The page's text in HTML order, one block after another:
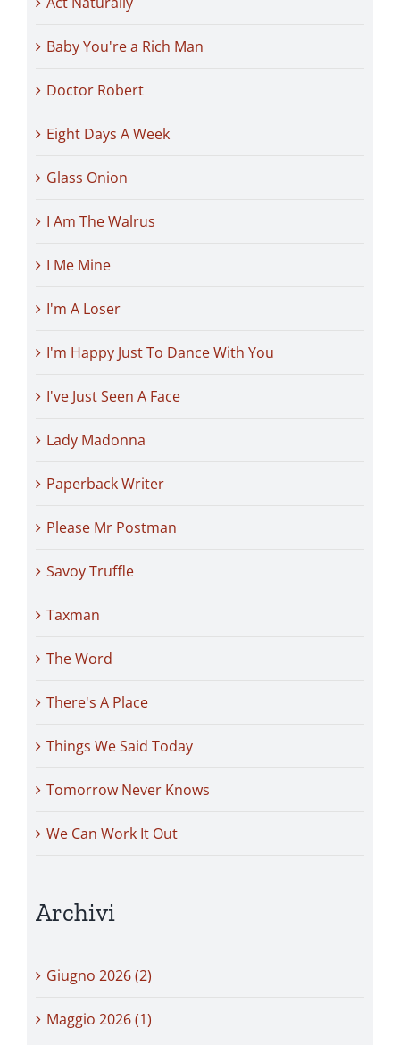
Baby You're a Rich Man
Doctor Robert
Eight Days A Week
Glass Onion
I Am The Walrus
I Me Mine
I'm A Loser
I'm Happy Just To Dance With You
I've Just Seen A Face
Lady Madonna
Paperback Writer
Please Mr Postman
Savoy Truffle
Taxman
The Word
There's A Place
Things We Said Today
Tomorrow Never Knows
We Can Work It Out
Archivi
Giugno 2026 (2)
Maggio 2026 (1)